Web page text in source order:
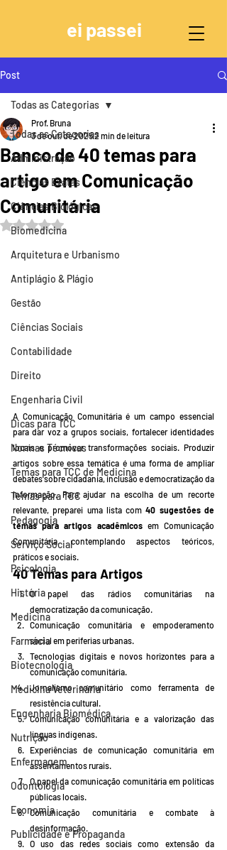
ei passei
Post
Todas as Categorias
Administração
Ciências Exatas
Ciências Biológicas
Biomedicina
Arquitetura e Urbanismo
Antiplágio & Plágio
Gestão
Ciências Sociais
Contabilidade
Direito
Engenharia Civil
Dicas para TCC
Normas Técnicas
Temas para TCC de Medicina
Temas para TCC
Pedagogia
Serviço Social
Psicologia
História
Medicina
Farmácia
Biotecnologia
Medicina Veterinária
Engenharia Biomédica
Nutrição
Enfermagem
Odontologia
Economia
Publicidade e Propaganda
Todas as Categorias
Banco de 40 temas para
artigo em Comunicação
Comunitária
Prof. Bruna
3 de out. de 20252 min de leitura
Avaliado com NaN de 5 estrelas.
A Comunicação Comunitária é um campo essencial
para dar voz a grupos sociais, fortalecer identidades
locais e promover transformações sociais. Produzir
artigos sobre essa temática é uma forma de ampliar
debates sobre cidadania, inclusão e democratização da
informação. Para ajudar na escolha de um recorte
relevante, preparei uma lista com 40 sugestões de
temas para artigos acadêmicos em Comunicação
Comunitária, contemplando aspectos teóricos,
práticos e sociais.
40 Temas para Artigos
O papel das rádios comunitárias na
democratização da comunicação.
Comunicação comunitária e empoderamento
social em periferias urbanas.
Tecnologias digitais e novos horizontes para a
comunicação comunitária.
Jornalismo comunitário como ferramenta de
resistência cultural.
Comunicação comunitária e a valorização das
línguas indígenas.
Experiências de comunicação comunitária em
assentamentos rurais.
O papel da comunicação comunitária em políticas
públicas locais.
Comunicação comunitária e combate à
desinformação.
O uso das redes sociais como extensão da